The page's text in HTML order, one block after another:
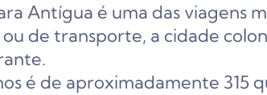
Antígua é uma das viagens
de transporte, a cidade
é de aproximadamente 315